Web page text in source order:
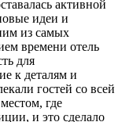
активной
идеи и
из самых
времени отель
для
к деталям и
гостей со всей
где
и это сделало